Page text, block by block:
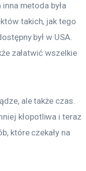
metoda była
takich, jak tego
był w USA.
załatwić wszelkie
ale także czas.
kłopotliwa i teraz
które czekały na